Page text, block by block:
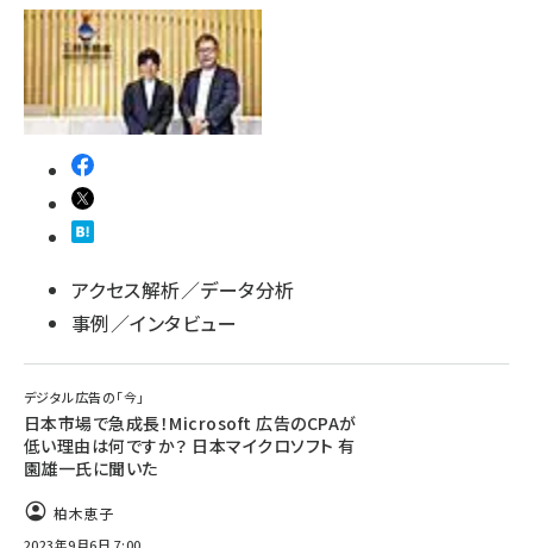
アクセス解析／データ分析
事例／インタビュー
デジタル広告の「今」
日本市場で急成長！Microsoft 広告のCPAが
低い理由は何ですか？ 日本マイクロソフト 有
園雄一氏に聞いた
柏木恵子
2023年9月6日 7:00